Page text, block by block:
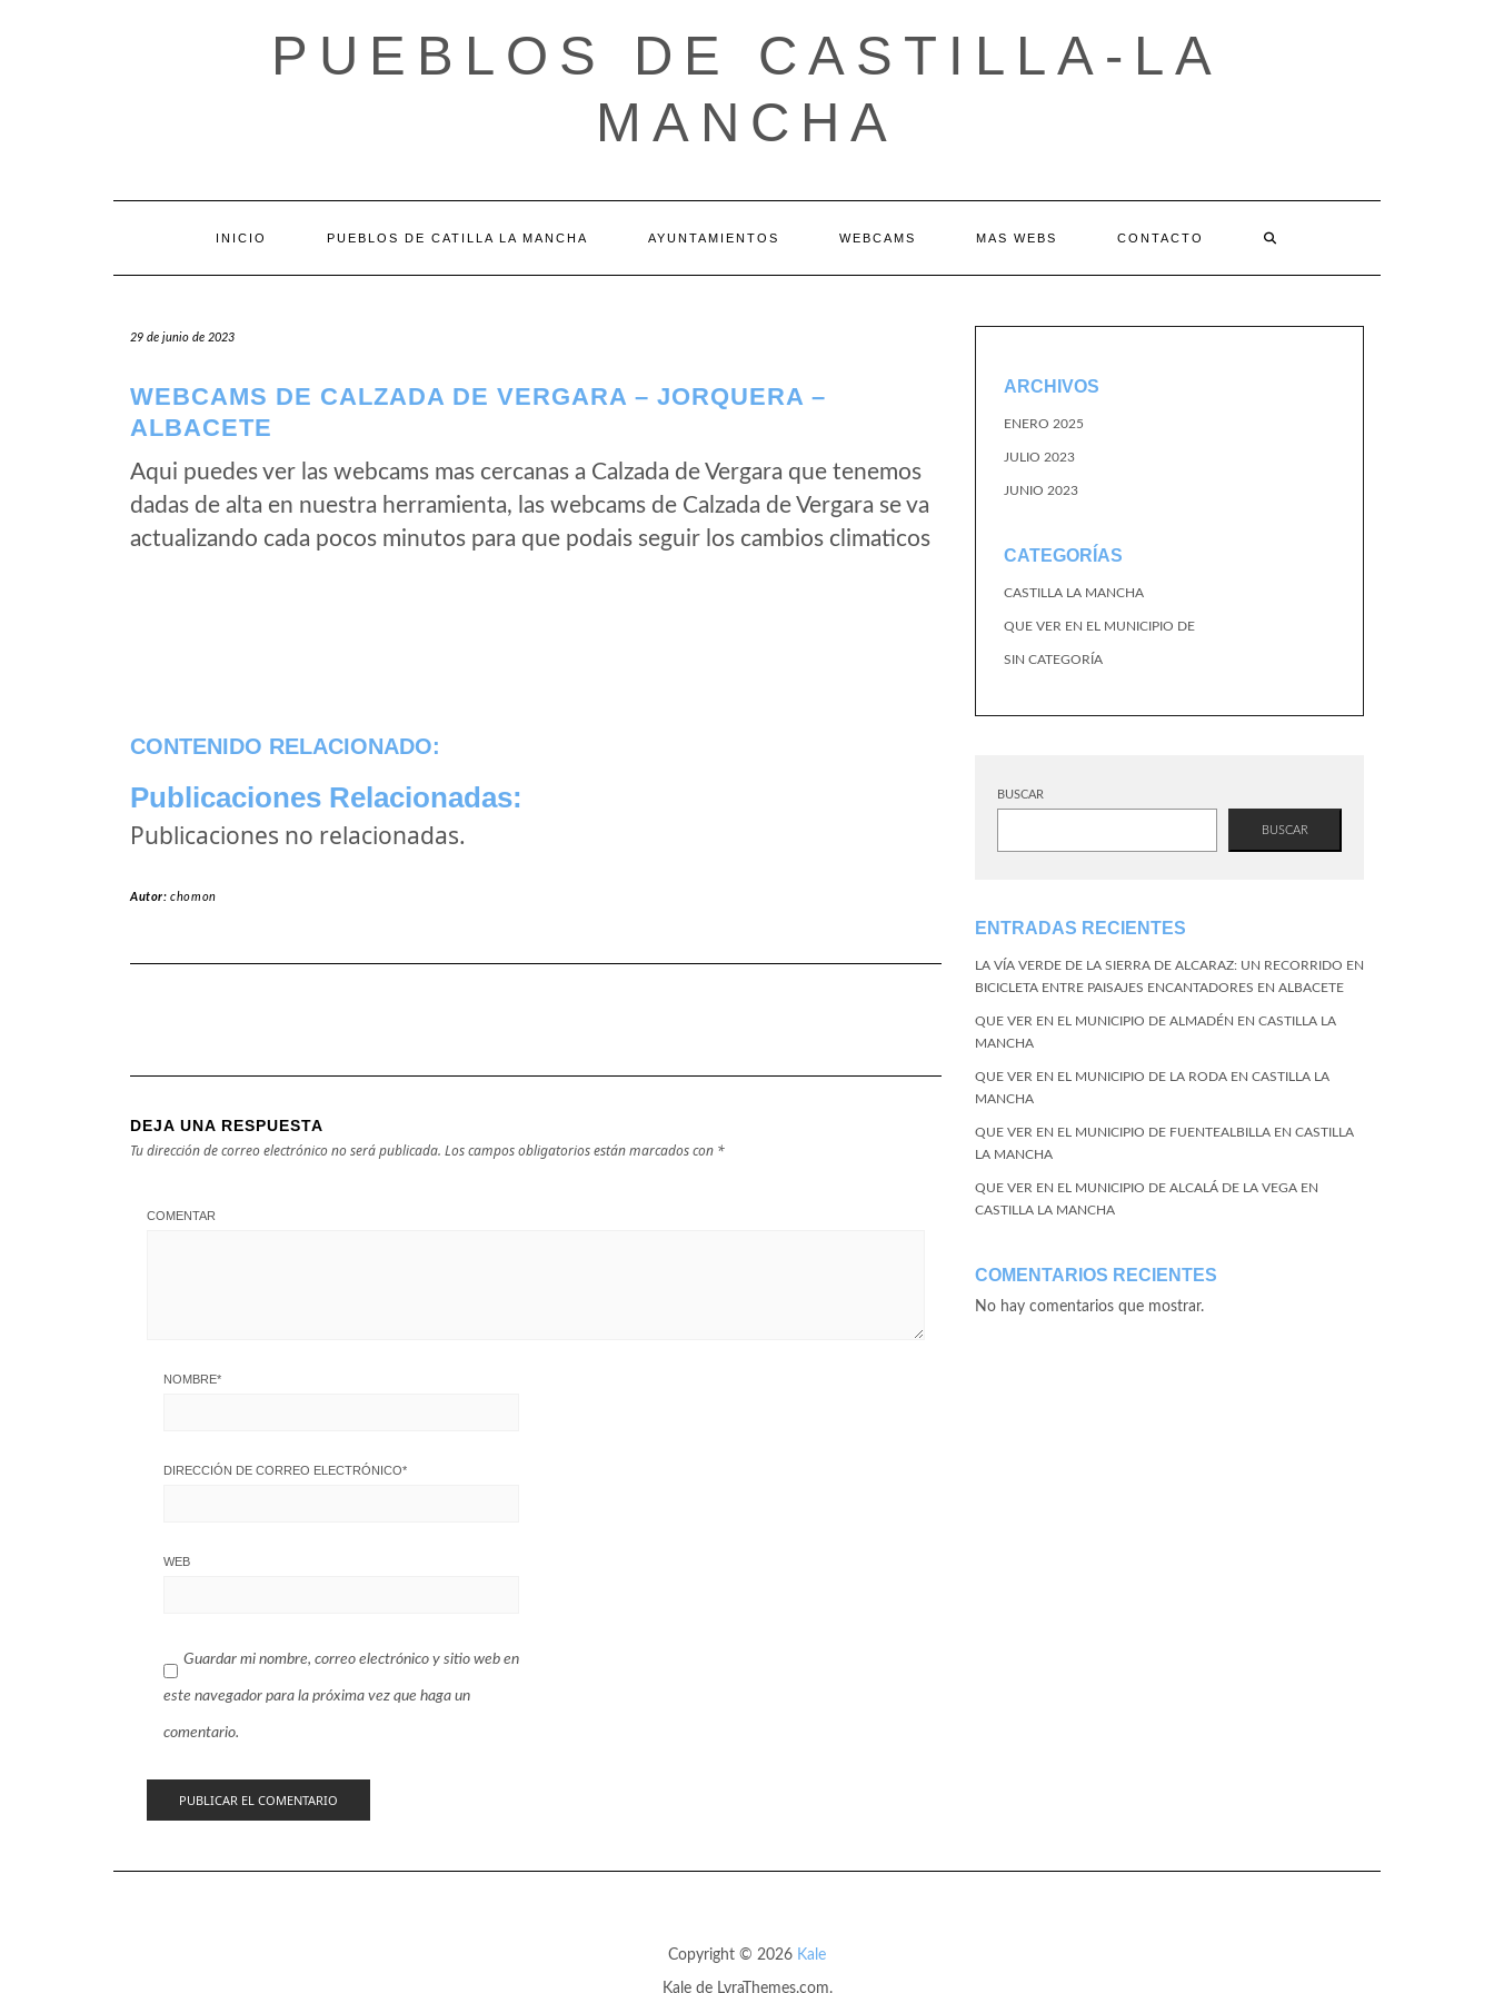
PUEBLOS DE CASTILLA-LA
MANCHA
INICIO PUEBLOS DE CATILLA LA MANCHA AYUNTAMIENTOS WEBCAMS MAS WEBS CONTACTO
29 de junio de 2023
WEBCAMS DE CALZADA DE VERGARA – JORQUERA –
ALBACETE
Aqui puedes ver las webcams mas cercanas a Calzada de Vergara que tenemos
dadas de alta en nuestra herramienta, las webcams de Calzada de Vergara se va
actualizando cada pocos minutos para que podais seguir los cambios climaticos
CONTENIDO RELACIONADO:
Publicaciones Relacionadas:
Publicaciones no relacionadas.
Autor:chomon
DEJA UNA RESPUESTA
Tu dirección de correo electrónico no será publicada. Los campos obligatorios están marcados con *
COMENTAR
NOMBRE*
DIRECCIÓN DE CORREO ELECTRÓNICO*
WEB
Guardar mi nombre, correo electrónico y sitio web en
este navegador para la próxima vez que haga un
comentario.
ARCHIVOS
ENERO 2025
JULIO 2023
JUNIO 2023
CATEGORÍAS
CASTILLA LA MANCHA
QUE VER EN EL MUNICIPIO DE
SIN CATEGORÍA
BUSCAR
BUSCAR
ENTRADAS RECIENTES
LA VÍA VERDE DE LA SIERRA DE ALCARAZ: UN RECORRIDO EN
BICICLETA ENTRE PAISAJES ENCANTADORES EN ALBACETE
QUE VER EN EL MUNICIPIO DE ALMADÉN EN CASTILLA LA
MANCHA
QUE VER EN EL MUNICIPIO DE LA RODA EN CASTILLA LA
MANCHA
QUE VER EN EL MUNICIPIO DE FUENTEALBILLA EN CASTILLA
LA MANCHA
QUE VER EN EL MUNICIPIO DE ALCALÁ DE LA VEGA EN
CASTILLA LA MANCHA
COMENTARIOS RECIENTES
No hay comentarios que mostrar.
Copyright © 2026 Kale
Kalede LyraThemes.com.